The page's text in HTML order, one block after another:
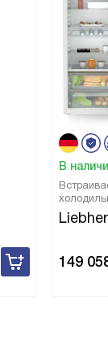
В
149